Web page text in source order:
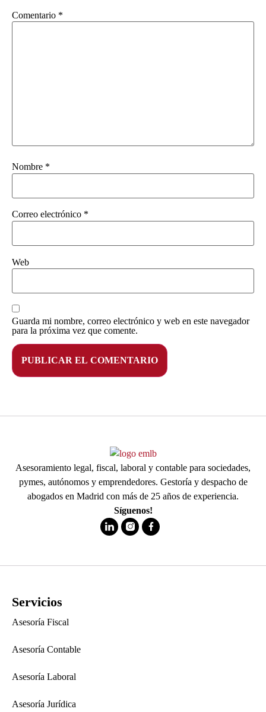
Comentario *
Nombre *
Correo electrónico *
Web
Guarda mi nombre, correo electrónico y web en este navegador
para la próxima vez que comente.
Asesoramiento legal, fiscal, laboral y contable para sociedades,
pymes, autónomos y emprendedores. Gestoría y despacho de
abogados en Madrid con más de 25 años de experiencia.
Síguenos!
Servicios
Asesoría Fiscal
Asesoría Contable
Asesoría Laboral
Asesoría Jurídica